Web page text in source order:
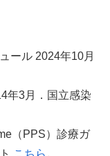
ール 2024年10月
年3月．国立感染
（PPS）診療ガ
こちら 。